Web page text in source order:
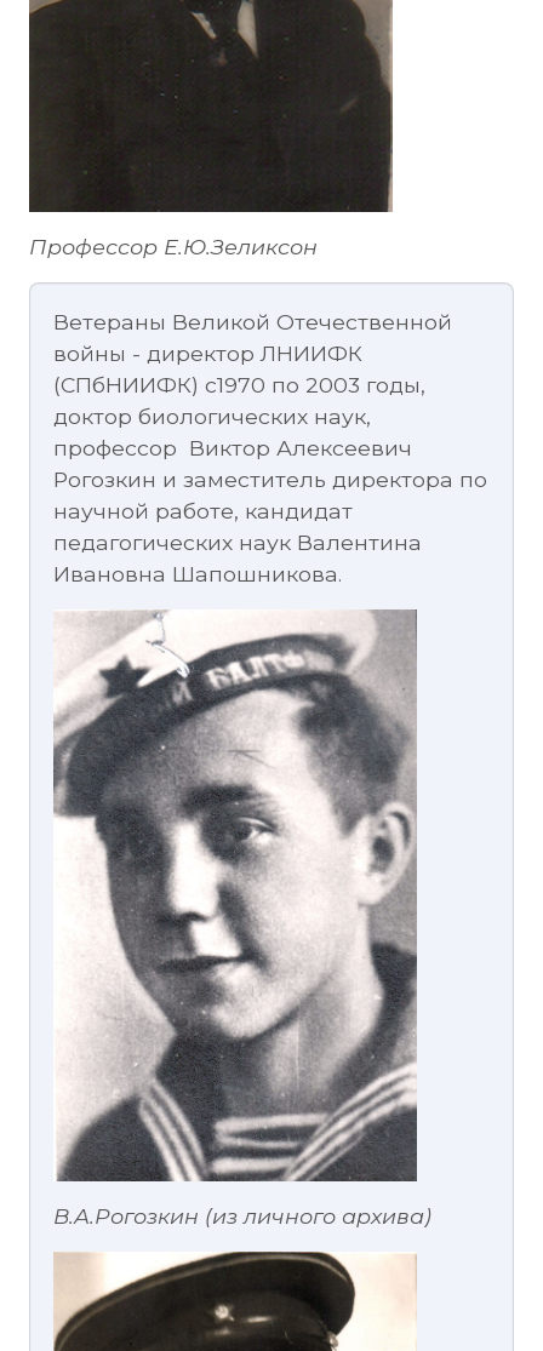
Профессор Е.Ю.Зеликсон
Ветераны Великой Отечественной
войны - директор ЛНИИФК
(СПбНИИФК) с1970 по 2003 годы,
доктор биологических наук,
профессор Виктор Алексеевич
Рогозкин и заместитель директора по
научной работе, кандидат
педагогических наук Валентина
Ивановна Шапошникова.
В.А.Рогозкин (из личного архива)